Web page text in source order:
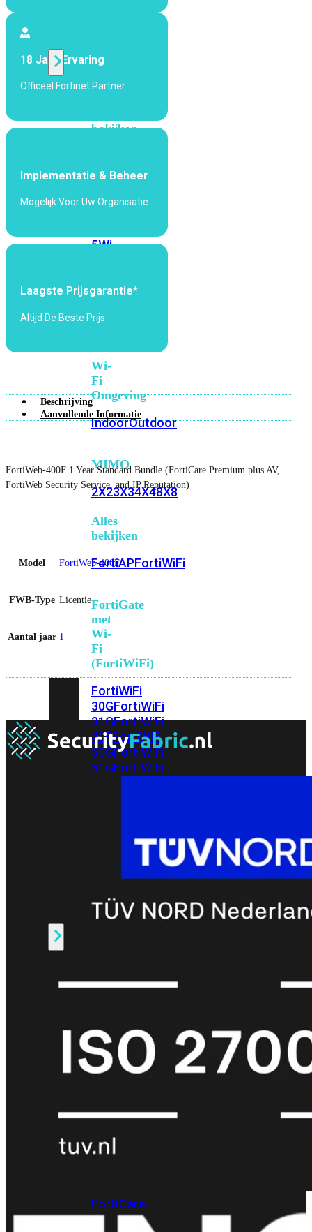
Alle
bekijken
Fi
5Wi-
Fi
Fi
Wi-
Fi
Omgeving
IndoorOutdoor
MIMO
2X23X34X48X8
Alles
bekijken
FortiAPFortiWiFi
FortiGate
met
Wi-
Fi
(FortiWiFi)
FortiWiFi
30GFortiWiFi
31GFortiWiFi
40FFortiWiFi
50GFortiWiFi
51GFortiWiFi
FortiWiFi
FortiWiFi
bekijken
Support
FortiCare
EssentialsFortiCare
Upgrades
FortiCare
1
18 Jaar Ervaring
Officeel Fortinet Partner
Implementatie & Beheer
Mogelijk Voor Uw Organisatie
Laagste Prijsgarantie*
Altijd De Beste Prijs
Beschrijving
Aanvullende Informatie
FortiWeb-400F 1 Year Standard Bundle (FortiCare Premium plus AV,
FortiWeb Security Service, and IP Reputation)
Model FortiWeb-400F
FWB-Type Licentie
Aantal jaar 1